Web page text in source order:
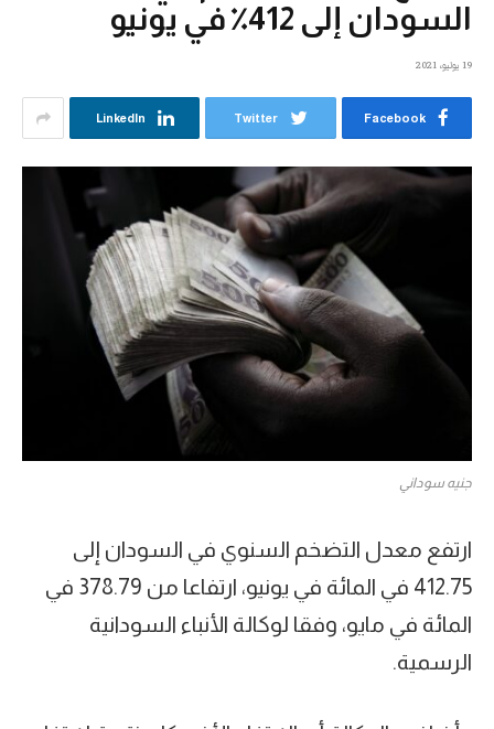
السودان إلى 412٪ في يونيو
19 يوليو، 2021
Facebook
Twitter
LinkedIn
جنيه سوداني
ارتفع معدل التضخم السنوي في السودان إلى
412.75 في المائة في يونيو، ارتفاعا من 378.79 في
المائة في مايو، وفقا لوكالة الأنباء السودانية
الرسمية.